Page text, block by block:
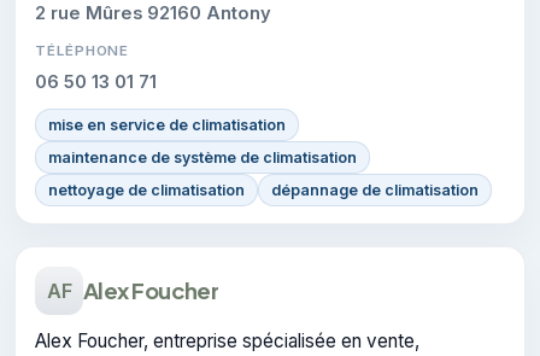
2 rue Mûres 92160 Antony
TÉLÉPHONE
06 50 13 01 71
mise en service de climatisation
maintenance de système de climatisation
nettoyage de climatisation
dépannage de climatisation
AF Alex Foucher
Alex Foucher, entreprise spécialisée en vente,